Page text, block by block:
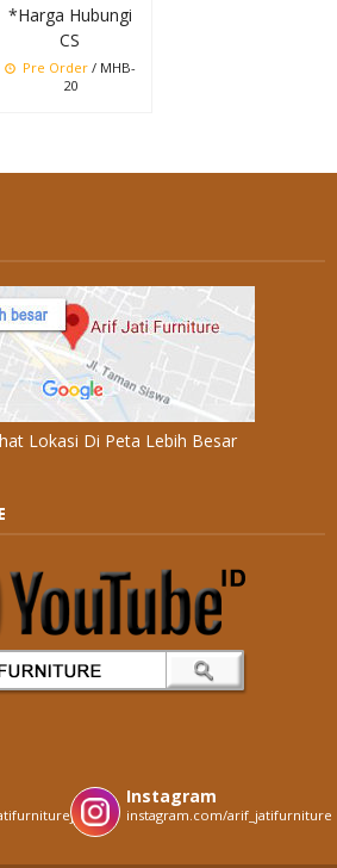
*Harga Hubungi
CS
Pre Order/ MHB-
20
Lokasi Di Peta Lebih Besar
Instagram
instagram.com/arif_jatifurniture